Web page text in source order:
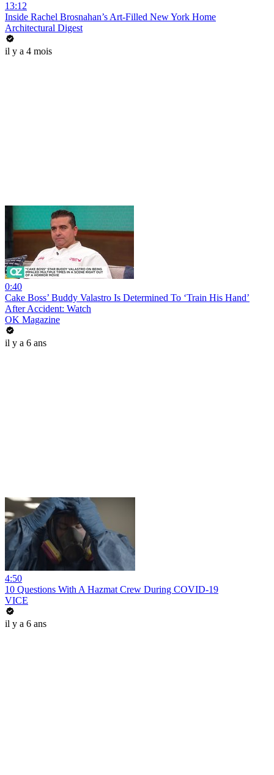
13:12
Inside Rachel Brosnahan’s Art-Filled New York Home
Architectural Digest
il y a 4 mois
0:40
Cake Boss’ Buddy Valastro Is Determined To ‘Train His Hand’
After Accident: Watch
OK Magazine
il y a 6 ans
4:50
10 Questions With A Hazmat Crew During COVID-19
VICE
il y a 6 ans